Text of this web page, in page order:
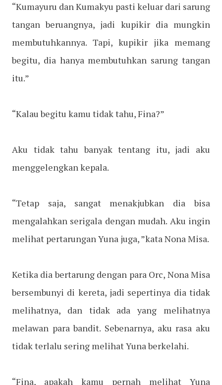
“Kumayuru dan Kumakyu pasti keluar dari sarung
tangan beruangnya, jadi kupikir dia mungkin
membutuhkannya. Tapi, kupikir jika memang
begitu, dia hanya membutuhkan sarung tangan
itu.”
“Kalau begitu kamu tidak tahu, Fina?”
Aku tidak tahu banyak tentang itu, jadi aku
menggelengkan kepala.
“Tetap saja, sangat menakjubkan dia bisa
mengalahkan serigala dengan mudah. Aku ingin
melihat pertarungan Yuna juga, ”kata Nona Misa.
Ketika dia bertarung dengan para Orc, Nona Misa
bersembunyi di kereta, jadi sepertinya dia tidak
melihatnya, dan tidak ada yang melihatnya
melawan para bandit. Sebenarnya, aku rasa aku
tidak terlalu sering melihat Yuna berkelahi.
“Fina, apakah kamu pernah melihat Yuna